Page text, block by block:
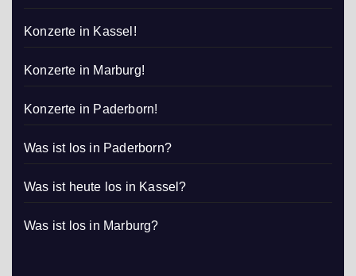
Konzerte in Kassel!
Konzerte in Marburg!
Konzerte in Paderborn!
Was ist los in Paderborn?
Was ist heute los in Kassel?
Was ist los in Marburg?